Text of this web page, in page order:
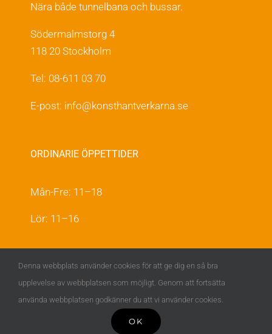
Nära både tunnelbana och bussar.
Södermalmstorg 4
118 20 Stockholm
Tel: 08-611 03 70
E-post: info@konsthantverkarna.se
ORDINARIE ÖPPETTIDER
Mån-Fre: 11–18
Lör: 11–16
INSTAGRAM
Denna webbplats använder cookies för att ge dig en så bra
upplevelse av webbplatsen som möjligt. Genom att fortsätta
använda webbplatsen godkänner du att vi använder cookies.
OK